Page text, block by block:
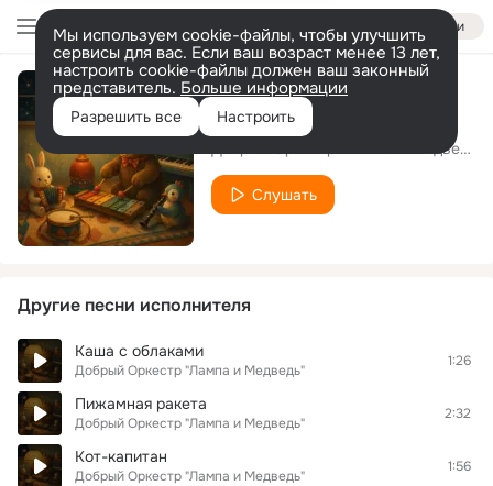
Войти
Мы используем cookie-файлы, чтобы улучшить
сервисы для вас. Если ваш возраст менее 13 лет,
настроить cookie-файлы должен ваш законный
представитель. Больше информации
Разрешить все Настроить
Кнопка солнца
Добрый Оркестр "Лампа и Медведь"
Слушать
Другие песни исполнителя
Каша с облаками
Добрый Оркестр "Лампа и Медведь"
1:26
Пижамная ракета
Добрый Оркестр "Лампа и Медведь"
2:32
Кот-капитан
Добрый Оркестр "Лампа и Медведь"
1:56